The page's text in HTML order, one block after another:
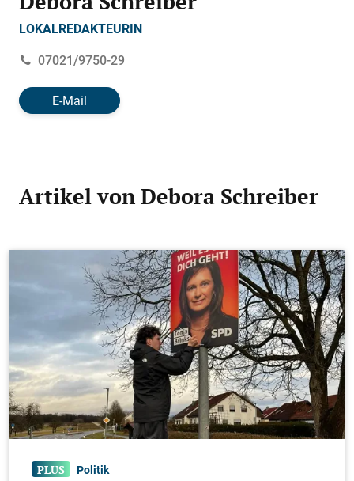
LOKALREDAKTEURIN
07021/9750-29
E-Mail
Artikel von Debora Schreiber
Politik